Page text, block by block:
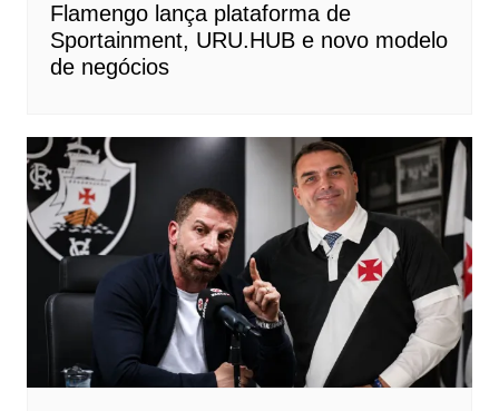
Flamengo lança plataforma de
Sportainment, URU.HUB e novo modelo
de negócios